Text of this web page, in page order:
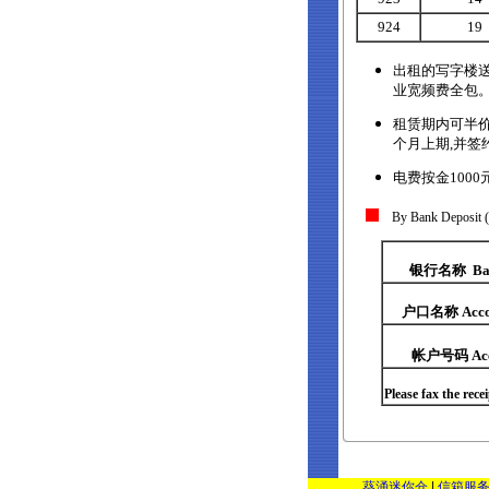
924
19
出租的写字楼
业宽频费全包
租赁期内可半
个月上期,并签
电费按金1000
By Bank Deposit
银行名称
户口名称
帐户号码
Please fax the